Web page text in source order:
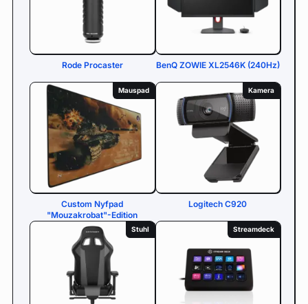
Rode Procaster BenQ ZOWIE XL2546K (240Hz)
Mauspad
Custom Nyfpad
"Mouzakrobat"-Edition
Kamera
Logitech C920
Stuhl Streamdeck